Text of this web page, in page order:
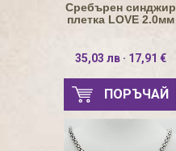
Сребърен синджир
плетка LOVE 2.0мм
35,03 лв · 17,91 €
ПОРЪЧАЙ